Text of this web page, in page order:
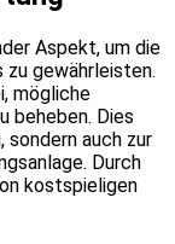
Aspekt, um die
zu gewährleisten.
mögliche
beheben. Dies
auch zur
Durch
kostspieligen